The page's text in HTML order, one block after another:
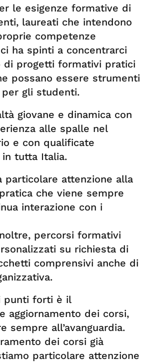
le esigenze formative di
laureati che intendono
competenze
ha spinti a concentrarci
di progetti formativi pratici
possano essere strumenti
gli studenti.
giovane e dinamica con
alle spalle nel
e con qualificate
in tutta Italia.
particolare attenzione alla
che viene sempre
interazione con i
percorsi formativi
su richiesta di
comprensivi anche di
punti forti è il
aggiornamento dei corsi,
sempre all’avanguardia.
dei corsi già
particolare attenzione